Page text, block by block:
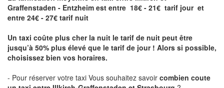
Graffenstaden - Entzheim est entre 18€ - 21€ tarif jour et
entre 24€ - 27€ tarif nuit
Un taxi coûte plus cher la nuit le tarif de nuit peut être
jusqu’à 50% plus élevé que le tarif de jour ! Alors si possible,
choisissez bien vos horaires.
- Pour réserver votre taxi Vous souhaitez savoir combien coute